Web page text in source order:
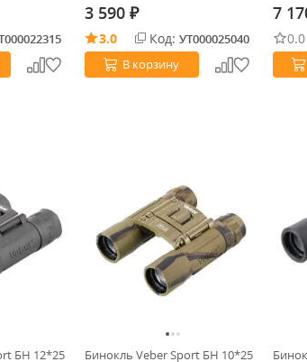
3 590 ₽
3.0 Код: УТ000025040
В корзину
7
0.0
БН 12*25
Бинокль Veber Sport БН 10*25